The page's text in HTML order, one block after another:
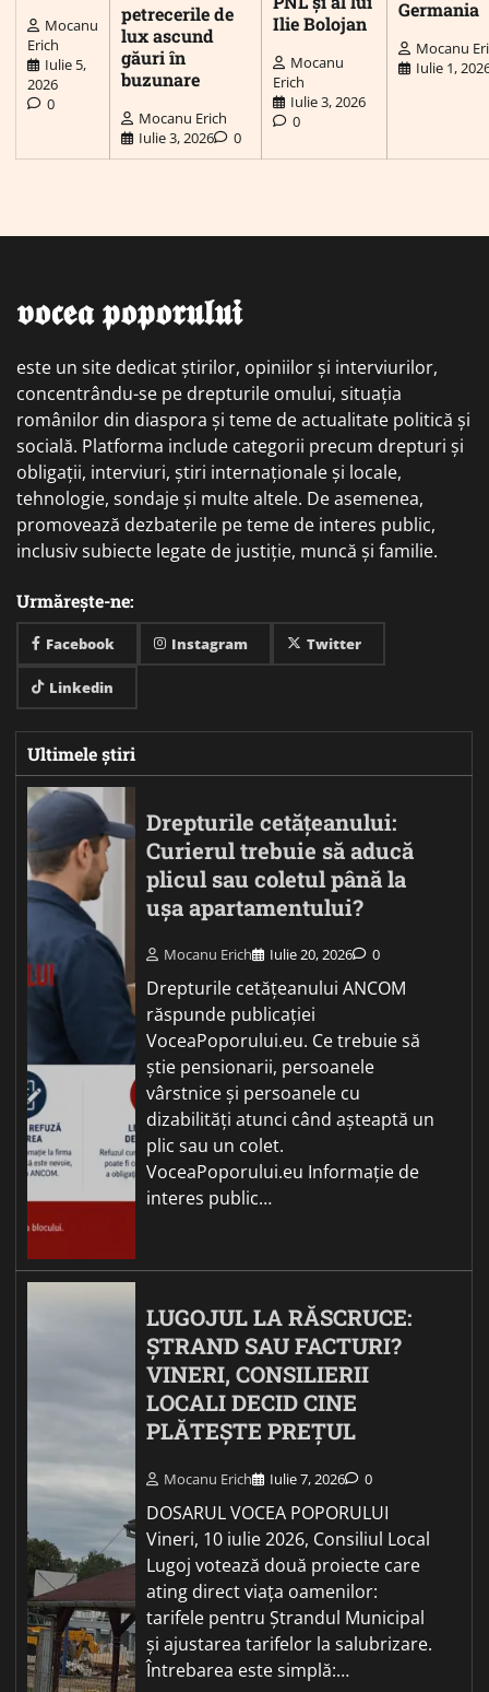
Mocanu
Erich
Iulie 5,
2026
0
petrecerile de
lux ascund
găuri în
buzunare
Mocanu Erich
Iulie 3, 2026
0
Ilie Bolojan
Mocanu
Erich
Iulie 3, 2026
0
Germania
Mocanu
Iulie 1,
𝖛𝖔𝖈𝖊𝖆 𝖕𝖔𝖕𝖔𝖗𝖚𝖑𝖚𝖎
este un site dedicat știrilor, opiniilor și interviurilor,
concentrându-se pe drepturile omului, situația
românilor din diaspora și teme de actualitate politică și
socială. Platforma include categorii precum drepturi și
obligații, interviuri, știri internaționale și locale,
tehnologie, sondaje și multe altele. De asemenea,
promovează dezbaterile pe teme de interes public,
inclusiv subiecte legate de justiție, muncă și familie.
Urmărește-ne:
Facebook Instagram Twitter
Linkedin
Ultimele știri
Drepturile cetățeanului:
Curierul trebuie să aducă
plicul sau coletul până la
ușa apartamentului?
Mocanu Erich Iulie 20, 2026 0
Drepturile cetățeanului ANCOM
răspunde publicației
VoceaPoporului.eu. Ce trebuie să
știe pensionarii, persoanele
vârstnice și persoanele cu
dizabilități atunci când așteaptă un
plic sau un colet.
VoceaPoporului.eu Informație de
interes public…
LUGOJUL LA RĂSCRUCE:
ȘTRAND SAU FACTURI?
VINERI, CONSILIERII
LOCALI DECID CINE
PLĂTEȘTE PREȚUL
Mocanu Erich Iulie 7, 2026 0
DOSARUL VOCEA POPORULUI
Vineri, 10 iulie 2026, Consiliul Local
Lugoj votează două proiecte care
ating direct viața oamenilor:
tarifele pentru Ștrandul Municipal
și ajustarea tarifelor la salubrizare.
Întrebarea este simplă:…